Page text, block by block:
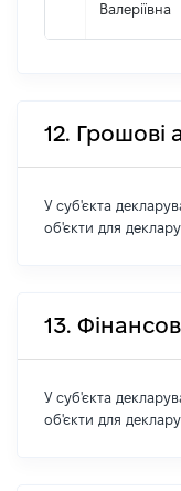
Валеріївна
12. Грошові
У суб'єкта
об'єкти для
13.
У суб'єкта
об'єкти для